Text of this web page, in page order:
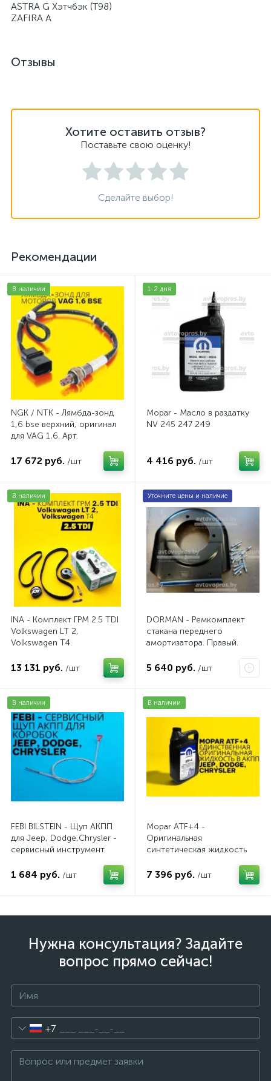
ASTRA G Хэтчбэк (T98)
ZAFIRA A
Отзывы
Хотите оставить отзыв?
Поставьте свою оценку!
Сделайте выбор!
Рекомендации
В наличии
NGK / NTK - Лямбда-зонд
1,6 bse верхний, оригинал
для VAG 1,6. Арт.
17 672 руб. /шт
1-2 дня
Mopar - Масло в раздатку
NV 245 247 249
4 416 руб. /шт
В наличии
INA - Комплект ГРМ 2.5 TDI
Volkswagen LT 2,
Volkswagen Т4.
13 131 руб. /шт
Уточните цены и наличие
DORMAN - Ремкомплект
стакана переднего
амортизатора. Правый.
5 640 руб. /шт
В наличии
FEBI BILSTEIN - Щуп АКПП
для Jeep, Dodge,Chrysler -
сервисный инструмент.
1 684 руб. /шт
В наличии
Mopar ATF+4 -
Оригинальная
синтетическая жидкость
7 396 руб. /шт
Нужна консультация? Задайте
вопрос прямо сейчас!
+7